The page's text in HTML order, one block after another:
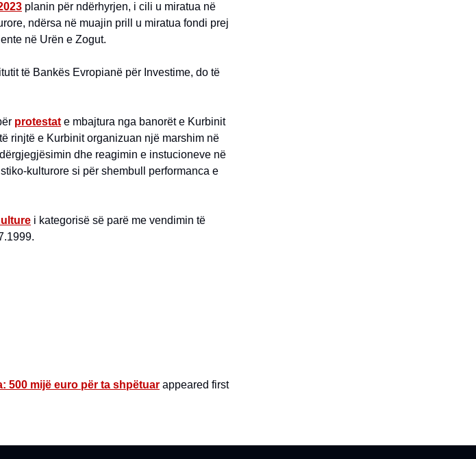
planin për ndërhyrjen, i cili u miratua në
ndërsa në muajin prill u miratua fondi prej
në Urën e Zogut.
të Bankës Evropianë për Investime, do të
protestat e mbajtura nga banorët e Kurbinit
rinjtë e Kurbinit organizuan një marshim në
dhe reagimin e instucioneve në
kulturore si për shembull performanca e
i kategorisë së parë me vendimin të
500 mijë euro për ta shpëtuar appeared first